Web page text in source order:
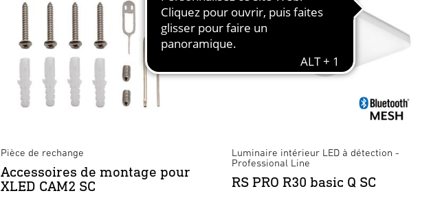
Pièce de rechange
Accessoires de montage pour
XLED CAM2 SC
Luminaire intérieur LED à détection -
Professional Line
RS PRO R30 basic Q SC